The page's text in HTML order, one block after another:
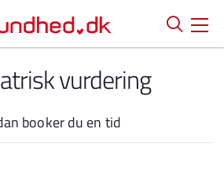
vurdering
booker du en tid